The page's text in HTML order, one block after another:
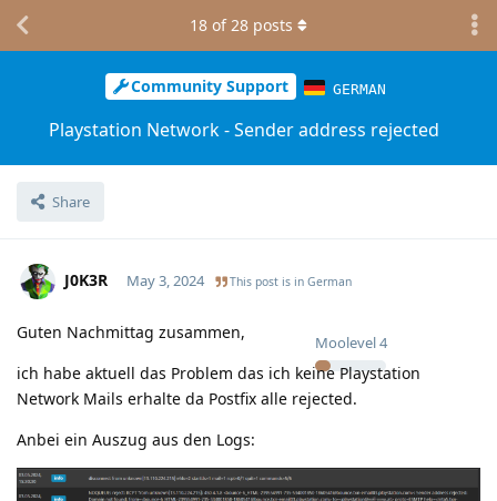
Community Support GERMAN
Playstation Network - Sender address rejected
Share
18 of28 posts
J0K3R
Moolevel4
May 3, 2024 This post is in German
Guten Nachmittag zusammen,
ich habe aktuell das Problem das ich keine Playstation
Network Mails erhalte da Postfix alle rejected.
Anbei ein Auszug aus den Logs: